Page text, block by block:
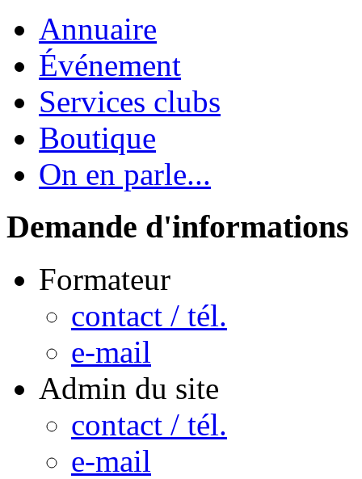
Annuaire
Événement
Services clubs
Boutique
On en parle...
Demande d'informations
Formateur
contact / tél.
e-mail
Admin du site
contact / tél.
e-mail